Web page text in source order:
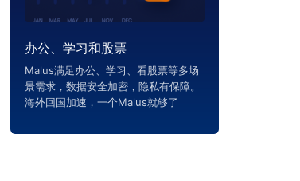
办公、学习和股票
Malus满足办公、学习、看股票等多场
景需求，数据安全加密，隐私有保障。
海外回国加速，一个Malus就够了